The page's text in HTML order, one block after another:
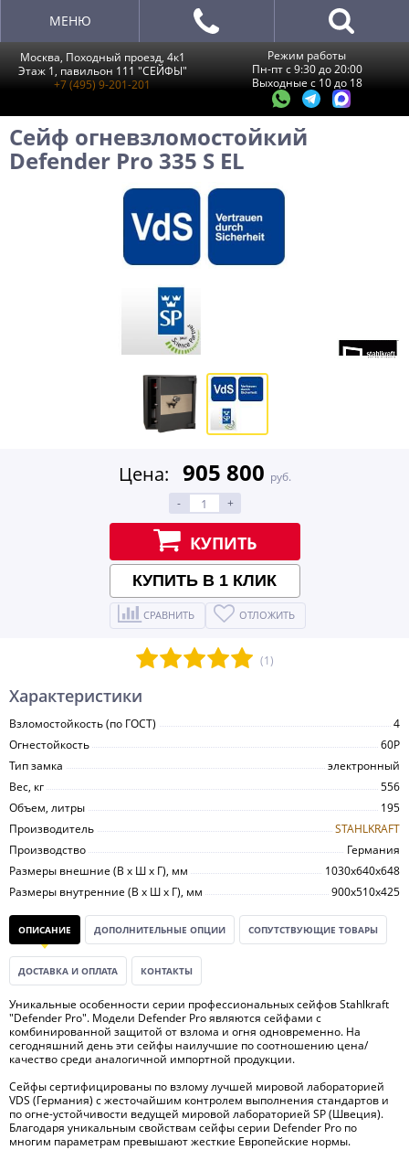
Москва, Походный проезд, 4к1
Этаж 1, павильон 111 "СЕЙФЫ"
+7 (495) 9-201-201
Режим работы
Пн-пт с 9:30 до 20:00
Выходные с 10 до 18
МЕНЮ
Сейф огневзломостойкий
Defender Pro 335 S EL
Цена: 905 800 руб.
-
+
КУПИТЬ
КУПИТЬ В 1 КЛИК
СРАВНИТЬ ОТЛОЖИТЬ
(1)
Характеристики
Взломостойкость (по ГОСТ)
4
Огнестойкость
60P
Тип замка
электронный
Вес, кг
556
Объем, литры
195
Производитель
STAHLKRAFT
Производство
Германия
Размеры внешние (В х Ш х Г), мм
1030х640х648
Размеры внутренние (В х Ш х Г), мм
900х510х425
ОПИСАНИЕ ДОПОЛНИТЕЛЬНЫЕ ОПЦИИ СОПУТСТВУЮЩИЕ ТОВАРЫ
ДОСТАВКА И ОПЛАТА КОНТАКТЫ
Уникальные особенности серии профессиональных сейфов Stahlkraft
"Defender Pro". Модели Defender Pro являются сейфами с
комбинированной защитой от взлома и огня одновременно. На
сегодняшний день эти сейфы наилучшие по соотношению цена/
качество среди аналогичной импортной продукции.
Сейфы сертифицированы по взлому лучшей мировой лабораторией
VDS (Германия) с жесточайшим контролем выполнения стандартов и
по огне-устойчивости ведущей мировой лабораторией SP (Швеция).
Благодаря уникальным свойствам сейфы серии Defender Pro по
многим параметрам превышают жесткие Европейские нормы.